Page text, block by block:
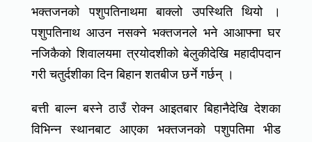
भक्तजनको पशुपतिनाथमा बाक्लो उपस्थिति थियो ।
पशुपतिनाथ आउन नसक्ने भक्तजनले भने आआफ्ना घर
नजिकैको शिवालयमा त्रयोदशीको बेलुकीदेखि महादीपदान
गरी चतुर्दशीका दिन बिहान शतबीज छर्ने गर्छन् ।
बत्ती बाल्न बस्ने ठाउँ रोक्न आइतबार बिहानैदेखि देशका
विभिन्न स्थानबाट आएका भक्तजनको पशुपतिमा भीड